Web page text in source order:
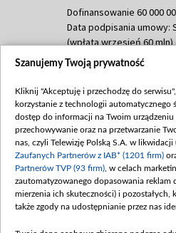
Dofinansowanie 60 000
Data podpisania umowy:
(wpłata wrzesień 60 mln)
Dofinansowanie 635 783
(wpłata wrzesień 100
mln, listopad 265 mln)
Dofinansowanie 48 862
Data podpisania umowy:
(wpłata grudzień 60,548
Dofinansowanie 900 000
Data podpisania umowy:
Szanujemy Twoją prywatność
Kliknij "Akceptuję i przechodzę do
korzystanie z technologii automatycznego
dostęp do informacji na Twoim
przechowywanie oraz na przetwarzanie
nas, czyli Telewizję Polską S.A. w likwidacji
Zaufanych Partnerów z IAB* (1201 firm)
Partnerów TVP (93 firm) , w celach
zautomatyzowanego dopasowania reklam
mierzenia ich skuteczności) i pozostałych,
także zgody na udostępnianie przez nas